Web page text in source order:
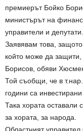
премиерът Бойко
министърът на
управители и депутати.
Заявявам това,
който може да защити,
Борисов, обяви
Той съобщи, че в
години са
Така хората оставали
за хората, за народа.
Областният